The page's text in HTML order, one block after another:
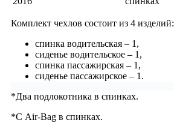
Комплект чехлов состоит из 4 изделий:
спинка водительская – 1,
сиденье водительское – 1,
спинка пассажирская – 1,
сиденье пассажирское – 1.
*Два подлокотника в спинках.
*С Air-Bag в спинках.